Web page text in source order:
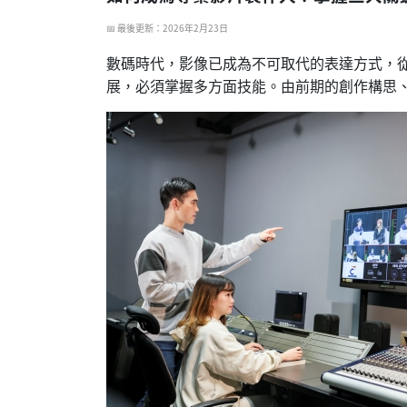
📅 最後更新：2026年2月23日
數碼時代，影像已成為不可取代的表達方式
展，必須掌握多方面技能。由前期的創作構